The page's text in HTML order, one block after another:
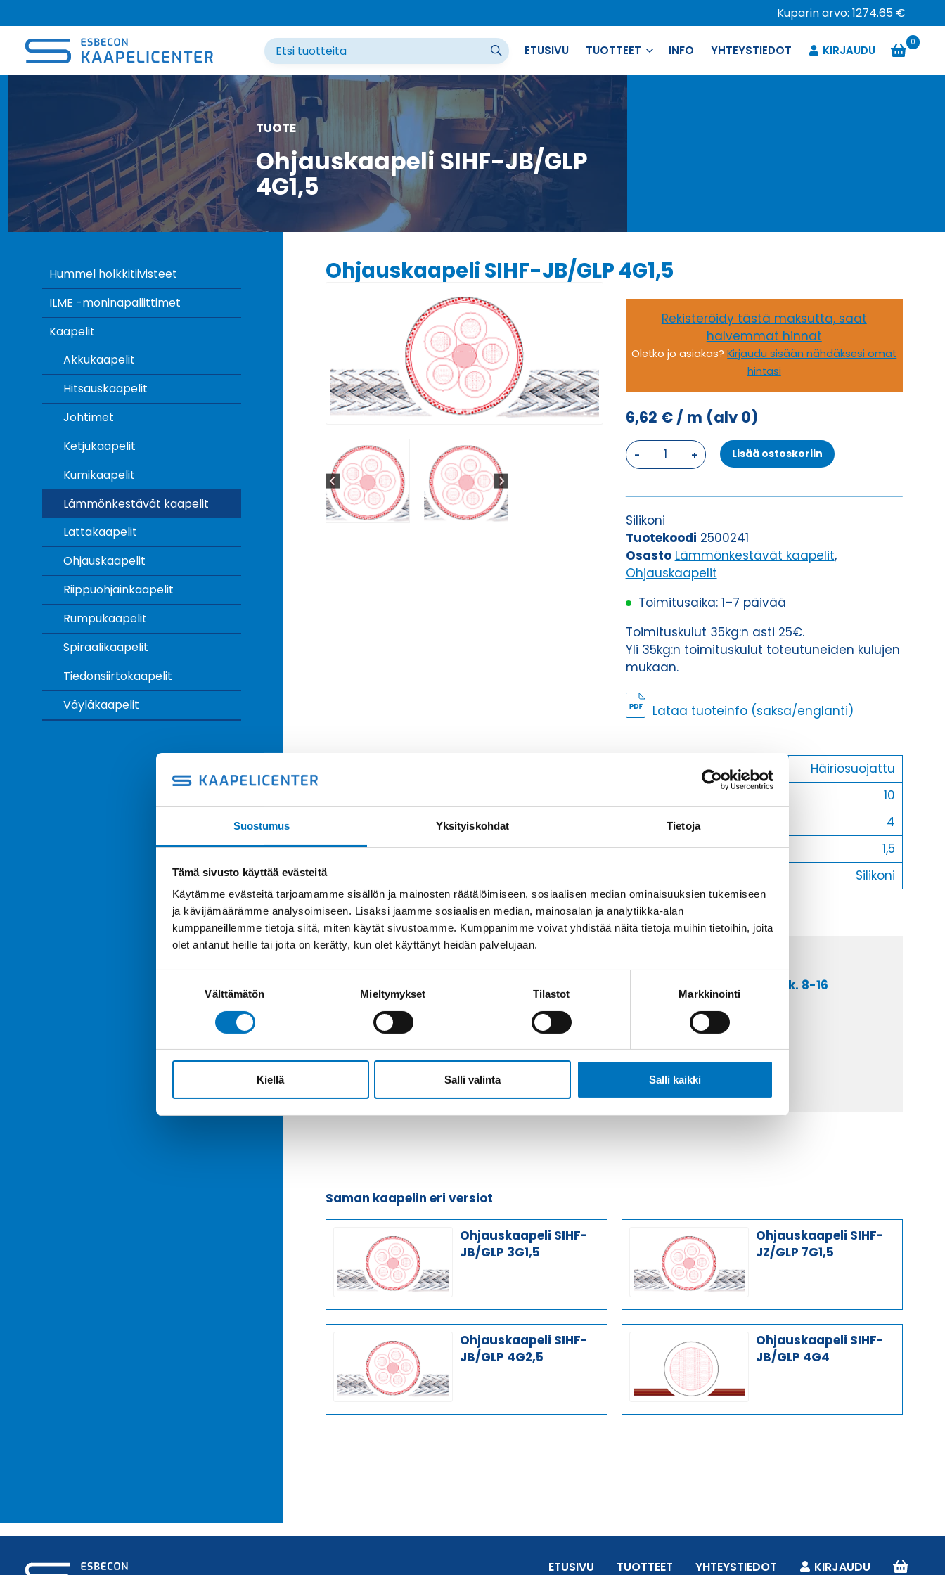
Suostumus Yksityiskohdat Tietoja
Tämä sivusto käyttää evästeitä
Käytämme evästeitä tarjoamamme sisällön ja mainosten räätälöimiseen, sosiaalisen median ominaisuuksien tukemiseen
ja kävijämäärämme analysoimiseen. Lisäksi jaamme sosiaalisen median, mainosalan ja analytiikka-alan
kumppaneillemme tietoja siitä, miten käytät sivustoamme. Kumppanimme voivat yhdistää näitä tietoja muihin tietoihin, joita
olet antanut heille tai joita on kerätty, kun olet käyttänyt heidän palvelujaan.
Välttämätön Mieltymykset Tilastot Markkinointi
Kiellä Salli valinta Salli kaikki
sisältöön
Kuparin arvo: 1274.65 €
ETUSIVU TUOTTEET INFO YHTEYSTIEDOT KIRJAUDU
0
TUOTE
Ohjauskaapeli SIHF-JB/GLP
4G1,5
Hummel holkkitiivisteet
ILME -moninapaliittimet
Kaapelit
Akkukaapelit
Hitsauskaapelit
Johtimet
Ketjukaapelit
Kumikaapelit
Lämmönkestävät kaapelit
Lattakaapelit
Ohjauskaapelit
Riippuohjainkaapelit
Rumpukaapelit
Spiraalikaapelit
Tiedonsiirtokaapelit
Väyläkaapelit
Ohjauskaapeli SIHF-JB/GLP 4G1,5
Rekisteröidy tästä maksutta, saat
halvemmat hinnat
Oletko jo asiakas?Kirjaudu sisään nähdäksesi omat
hintasi
6,62 €/ m (alv 0)
Ohjauskaapeli
SIHF-
4G1,5
määrä
Lisää ostoskoriin
Silikoni
Tuotekoodi 2500241
Osasto Lämmönkestävät kaapelit,
Ohjauskaapelit
Toimitusaika: 1–7 päivää
Toimituskulut 35kg:n asti 25€.
Yli 35kg:n toimituskulut toteutuneiden kulujen
mukaan.
Lataa tuoteinfo (saksa/englanti)
Häiriösuojattu
Häiriösuojattu
10
Johdinluku
4
Johtimien poikkipinta
1,5
Silikoni
Kysyttävää?
Anna meidän
auttaa.
Soita asiakaspalveluumme ark. 8-16
+358 9 2252 260
myynti@kaapelicenter.fi
Saman kaapelin eri versiot
Ohjauskaapeli SIHF-
JB/GLP 3G1,5
Ohjauskaapeli SIHF-
JZ/GLP 7G1,5
Ohjauskaapeli SIHF-
JB/GLP 4G2,5
Ohjauskaapeli SIHF-
JB/GLP 4G4
ETUSIVU TUOTTEET YHTEYSTIEDOT KIRJAUDU